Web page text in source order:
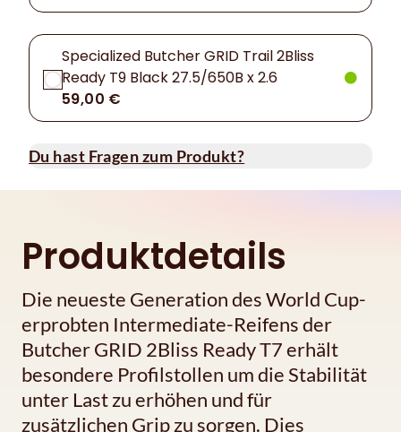
Specialized Butcher GRID Trail 2Bliss
Ready T9 Black 27.5/650B x 2.6
59,00 €
Du hast Fragen zum Produkt?
Produktdetails
Die neueste Generation des World Cup-
erprobten Intermediate-Reifens der
Butcher GRID 2Bliss Ready T7 erhält
besondere Profilstollen um die Stabilität
unter Last zu erhöhen und für
zusätzlichen Grip zu sorgen. Dies